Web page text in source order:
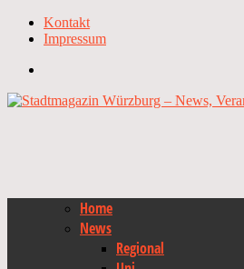
Kontakt
Impressum
Home
News
Regional